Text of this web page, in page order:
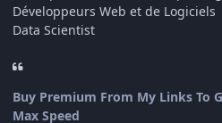
Développeurs Web et de Logiciels
Data Scientist
Buy Premium From My Links To
Max Speed